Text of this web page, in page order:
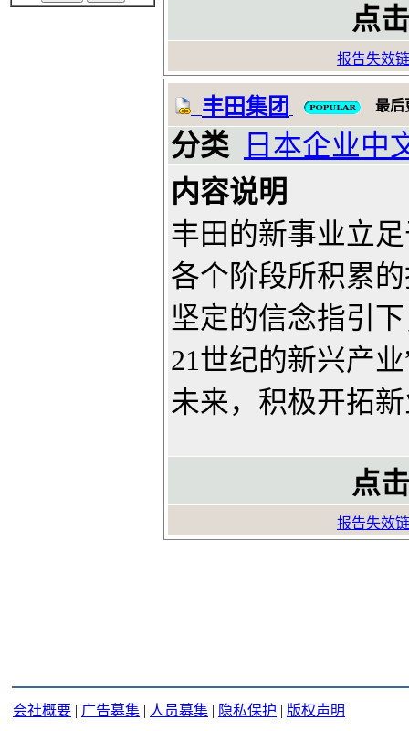
点
报告失效
丰田集团 最后
分类
日本企业中
内容说明
丰田的新事业立
各个阶段所积累
坚定的信念指引
21世纪的新兴产
未来，积极开拓
点
报告失效
会社概要 | 广告募集 | 人员募集 | 隐私保护 | 版权声明